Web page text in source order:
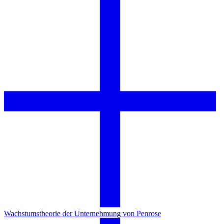
Wachstumstheorie der Unternehmung von Penrose